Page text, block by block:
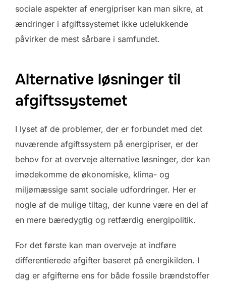
sociale aspekter af energipriser kan man sikre, at
ændringer i afgiftssystemet ikke udelukkende
påvirker de mest sårbare i samfundet.
Alternative løsninger til
afgiftssystemet
I lyset af de problemer, der er forbundet med det
nuværende afgiftssystem på energipriser, er der
behov for at overveje alternative løsninger, der kan
imødekomme de økonomiske, klima- og
miljømæssige samt sociale udfordringer. Her er
nogle af de mulige tiltag, der kunne være en del af
en mere bæredygtig og retfærdig energipolitik.
For det første kan man overveje at indføre
differentierede afgifter baseret på energikilden. I
dag er afgifterne ens for både fossile brændstoffer